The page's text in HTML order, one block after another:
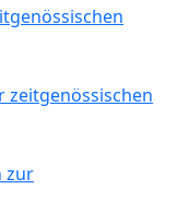
zeitgenössischen
zur